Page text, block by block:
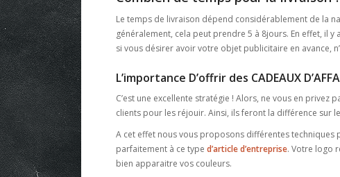
Le temps de livraison dépend considérablement de la
généralement, cela peut prendre 5 à 8jours. En effet, il y
si vous désirer avoir votre objet publicitaire en avance,
L’importance D’offrir des CADEAUX
C’est une excellente stratégie ! Alors, ne vous en privez
clients pour les réjouir. Ainsi, ils feront la différence sur
A cet effet nous vous proposons différentes techniques
parfaitement à ce type d’article d’entreprise. Votre logo
bien apparaitre vos couleurs.